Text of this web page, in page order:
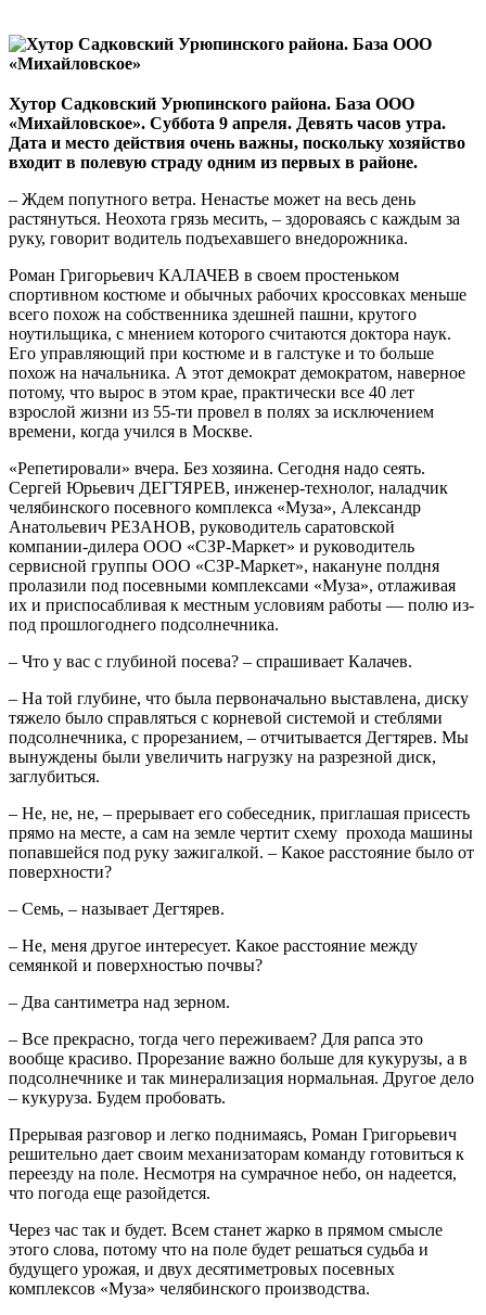
Хутор Садковский Урюпинского района. База ООО
«Михайловское». Суббота 9 апреля. Девять часов утра.
Дата и место действия очень важны, поскольку хозяйство
входит в полевую страду одним из первых в районе.
– Ждем попутного ветра. Ненастье может на весь день
растянуться. Неохота грязь месить, – здороваясь с каждым за
руку, говорит водитель подъехавшего внедорожника.
Роман Григорьевич КАЛАЧЕВ в своем простеньком
спортивном костюме и обычных рабочих кроссовках меньше
всего похож на собственника здешней пашни, крутого
ноутильщика, с мнением которого считаются доктора наук.
Его управляющий при костюме и в галстуке и то больше
похож на начальника. А этот демократ демократом, наверное
потому, что вырос в этом крае, практически все 40 лет
взрослой жизни из 55-ти провел в полях за исключением
времени, когда учился в Москве.
«Репетировали» вчера. Без хозяина. Сегодня надо сеять.
Сергей Юрьевич ДЕГТЯРЕВ, инженер-технолог, наладчик
челябинского посевного комплекса «Муза», Александр
Анатольевич РЕЗАНОВ, руководитель саратовской
компании-дилера ООО «СЗР-Маркет» и руководитель
сервисной группы ООО «СЗР-Маркет», накануне полдня
пролазили под посевными комплексами «Муза», отлаживая
их и приспосабливая к местным условиям работы — полю из-
под прошлогоднего подсолнечника.
– Что у вас с глубиной посева? – спрашивает Калачев.
– На той глубине, что была первоначально выставлена, диску
тяжело было справляться с корневой системой и стеблями
подсолнечника, с прорезанием, – отчитывается Дегтярев. Мы
вынуждены были увеличить нагрузку на разрезной диск,
заглубиться.
– Не, не, не, – прерывает его собеседник, приглашая присесть
прямо на месте, а сам на земле чертит схему прохода машины
попавшейся под руку зажигалкой. – Какое расстояние было от
поверхности?
– Семь, – называет Дегтярев.
– Не, меня другое интересует. Какое расстояние между
семянкой и поверхностью почвы?
– Два сантиметра над зерном.
– Все прекрасно, тогда чего переживаем? Для рапса это
вообще красиво. Прорезание важно больше для кукурузы, а в
подсолнечнике и так минерализация нормальная. Другое дело
– кукуруза. Будем пробовать.
Прерывая разговор и легко поднимаясь, Роман Григорьевич
решительно дает своим механизаторам команду готовиться к
переезду на поле. Несмотря на сумрачное небо, он надеется,
что погода еще разойдется.
Через час так и будет. Всем станет жарко в прямом смысле
этого слова, потому что на поле будет решаться судьба и
будущего урожая, и двух десятиметровых посевных
комплексов «Муза» челябинского производства.